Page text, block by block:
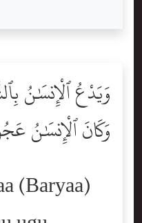
وَيَدْعُ ٱلْإِنسَٰنُ
وَكَانَ ٱلْإِنسَٰنُ
(Baryaa)